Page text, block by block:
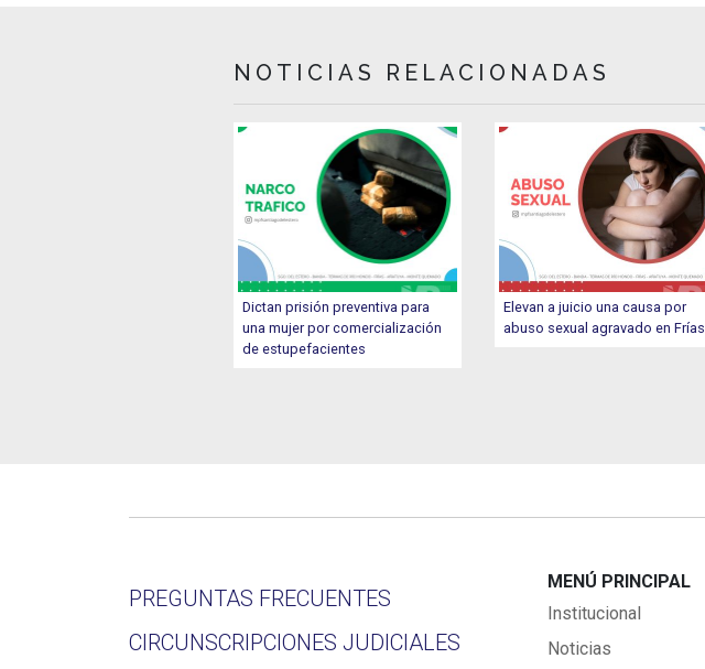
NOTICIAS RELACIONADAS
Dictan prisión preventiva para
una mujer por comercialización
de estupefacientes
Elevan a juicio una causa por
abuso sexual agravado en Frías
PREGUNTAS FRECUENTES
CIRCUNSCRIPCIONES JUDICIALES
MENÚ PRINCIPAL
Institucional
Noticias